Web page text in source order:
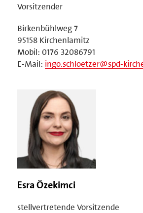
Vorsitzender
Birkenbühlweg 7
95158 Kirchenlamitz
Mobil: 0176 32086791
E-Mail: ingo.schloetzer@spd-
Esra Özekimci
stellvertretende Vorsitzende